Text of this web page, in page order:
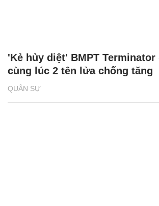
QUÂN SỰ
'Kẻ hủy diệt' BMPT
cùng lúc 2 tên lửa chống tăng